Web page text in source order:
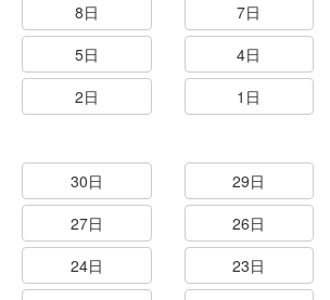
8日
7日
5日
4日
2日 1日
30日
29日
27日
26日
24日
23日